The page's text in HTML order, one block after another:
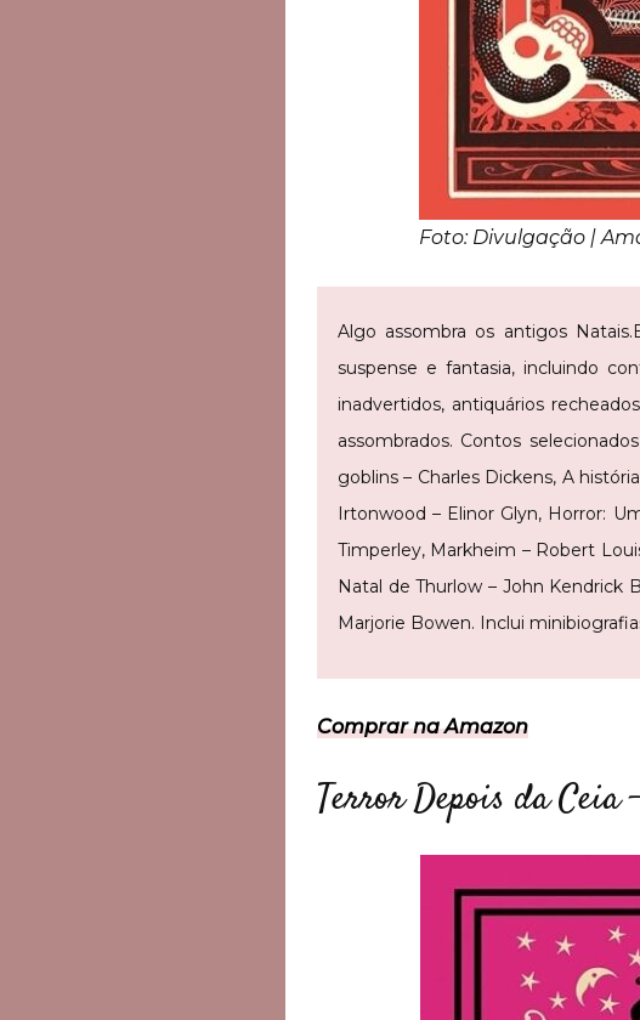
Foto: Divulgação |
Algo assombra os antigos
suspense e fantasia, incluindo
inadvertidos, antiquários
assombrados. Contos
goblins – Charles Dickens, A
Irtonwood – Elinor Glyn, Horror:
Timperley, Markheim – Robert
Natal de Thurlow – John Kendrick
Marjorie Bowen. Inclui
Comprar na Amazon
Terror Depois da Ceia